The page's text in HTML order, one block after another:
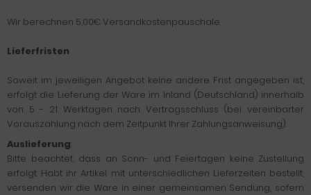
Wir berechnen 5,00€ Versandkostenpauschale.
Lieferfristen
Soweit im jeweiligen Angebot keine andere Frist angegeben ist,
erfolgt die Lieferung der Ware im Inland (Deutschland) innerhalb
von 5 - 21 Werktagen nach Vertragsschluss (bei vereinbarter
Vorauszahlung nach dem Zeitpunkt Ihrer Zahlungsanweisung).
Auslieferung:
Bitte beachtet, dass an Sonn- und Feiertagen keine Zustellung
erfolgt. Habt ihr Artikel mit unterschiedlichen Lieferzeiten bestellt,
versenden wir die Ware in einer gemeinsamen Sendung, sofern